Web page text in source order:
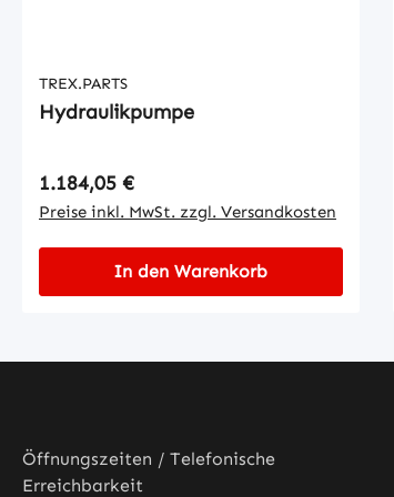
TREX.PARTS
Hydraulikpumpe
Regulärer Preis:
1.184,05 €
Preise inkl. MwSt. zzgl. Versandkosten
In den Warenkorb
Öffnungszeiten / Telefonische
Erreichbarkeit